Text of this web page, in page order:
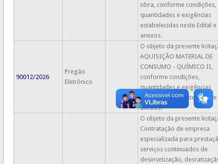
obra, conforme condições,
quantidades e exigências
estabelecidas neste Edital e
anexos.
90012/2026
Pregão
Eletrônico
O objeto da presente
AQUISIÇÃO MATERIAL DE
CONSUMO - QUÍMICO II,
conforme condições,
quantidades e exigências
estabelecidas neste Edital e
anexos.
O objeto da presente
Contratação de empresa
especializada para
serviços continuados de
desinsetização,